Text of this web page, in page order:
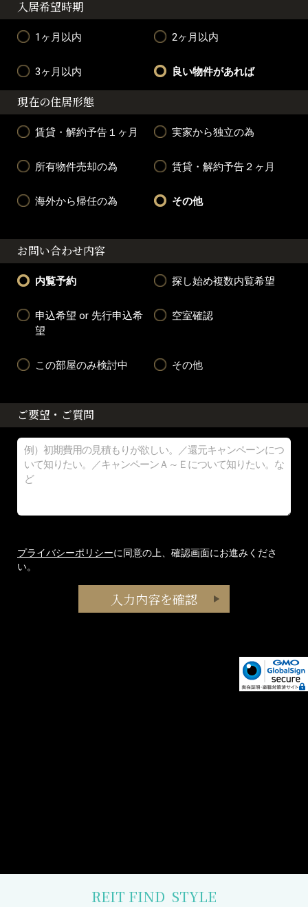
入居希望時期
1ヶ月以内 2ヶ月以内
3ヶ月以内 良い物件があれば
現在の住居形態
賃貸・解約予告１ヶ月 実家から独立の為
所有物件売却の為 賃貸・解約予告２ヶ月
海外から帰任の為 その他
お問い合わせ内容
内覧予約 探し始め複数内覧希望
申込希望 or 先行申込希
望
空室確認
この部屋のみ検討中 その他
ご要望・ご質問
プライバシーポリシーに同意の上、確認画面にお進みくださ
い。
REIT FIND STYLE